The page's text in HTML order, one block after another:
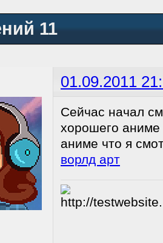
11
01.09.2011
Сейчас начал
хорошего
аниме что я
ворлд арт